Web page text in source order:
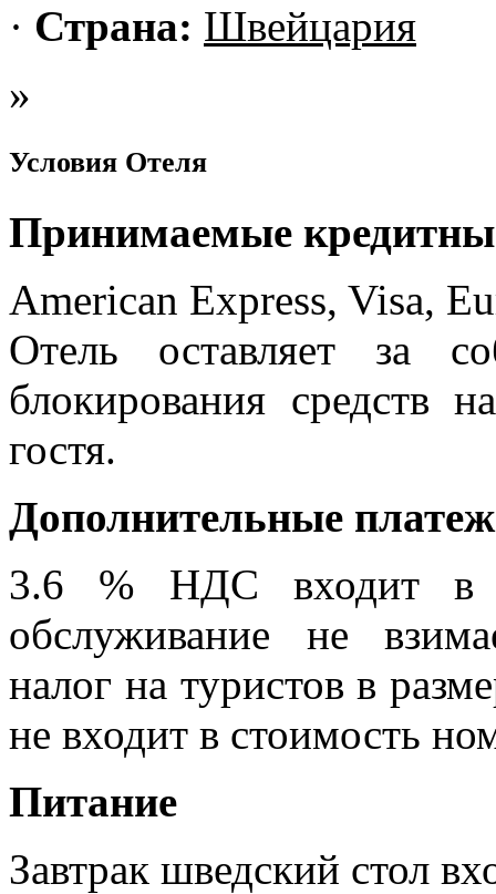
· Страна: Швейцария
»
Условия Отеля
Принимаемые
American Express, Visa,
Отель оставляет за
блокирования средств
гостя.
Дополнительные
3.6 % НДС входит в
обслуживание не
налог на туристов в
не входит в стоимость
Питание
Завтрак шведский стол